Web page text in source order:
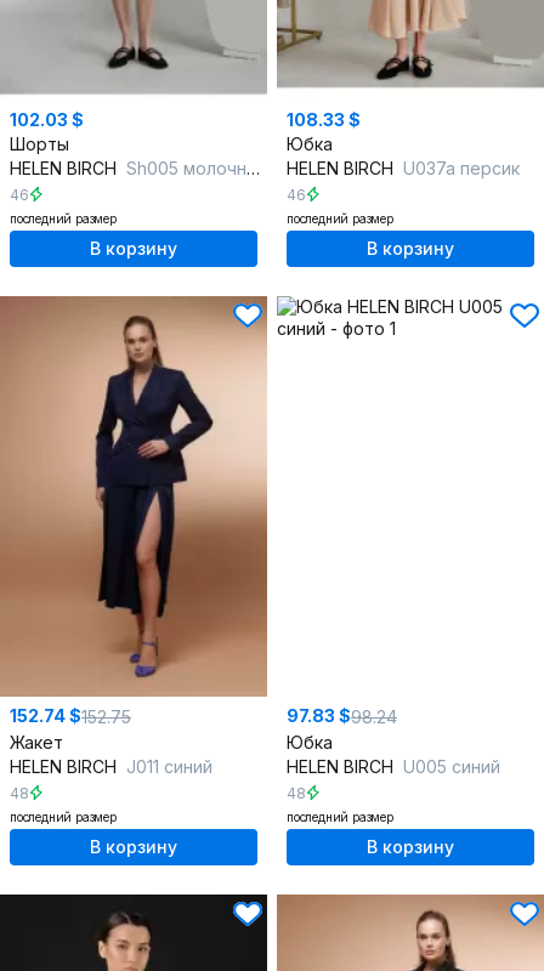
102.03 $
Шорты
HELEN BIRCH Sh005 молочный
46
последний размер
В корзину
108.33 $
Юбка
HELEN BIRCH U037a персик
46
последний размер
В корзину
152.74 $152.75
Жакет
HELEN BIRCH J011 синий
48
последний размер
В корзину
97.83 $98.24
Юбка
HELEN BIRCH U005 синий
48
последний размер
В корзину